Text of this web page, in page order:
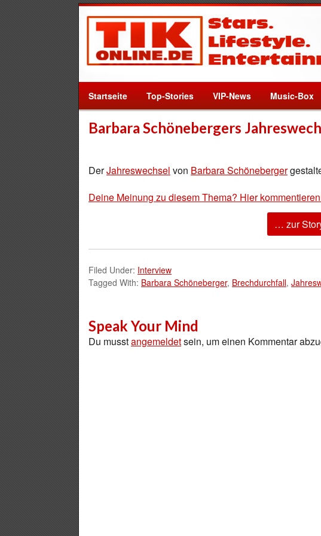
Startseite Top-Stories VIP-News Music-Box
Barbara Schönebergers
DerJahreswechsel von Barbara Schöneberger
Deine Meinung zu diesem Thema? Hier
… zur
Filed Under: Interview
Tagged With: Barbara Schöneberger, Brechdurchfall,
Speak Your Mind
Du musstangemeldetsein, um einen Kommentar